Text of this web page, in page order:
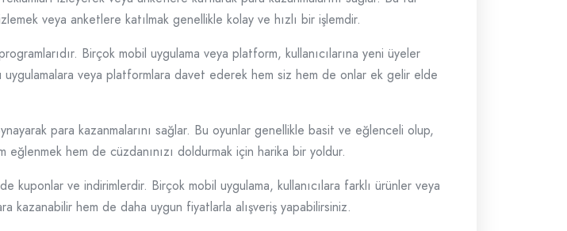
veya anketlere katılmak genellikle kolay ve hızlı bir işlemdir.
Birçok mobil uygulama veya platform, kullanıcılarına yeni üyeler
veya platformlara davet ederek hem siz hem de onlar ek gelir elde
para kazanmalarını sağlar. Bu oyunlar genellikle basit ve eğlenceli olup,
hem de cüzdanınızı doldurmak için harika bir yoldur.
kuponlar ve indirimlerdir. Birçok mobil uygulama, kullanıcılara farklı ürünler veya
hem de daha uygun fiyatlarla alışveriş yapabilirsiniz.